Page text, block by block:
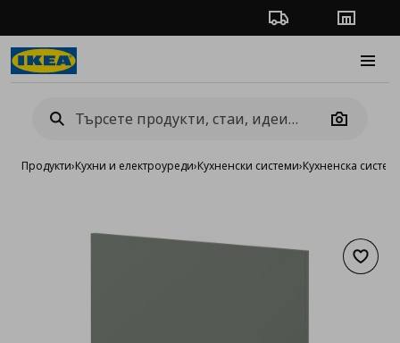
Проследяване на
Camera
Продукти›Кухни и електроуреди›Кухненски системи›Кухненска